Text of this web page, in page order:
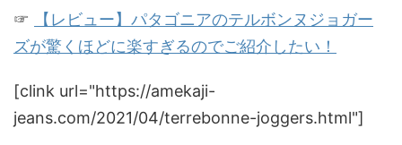
☞
【レビュー】パタゴニアのテルボンヌジョガー
ズが驚くほどに楽すぎるのでご紹介したい！
[clink url="https://amekaji-
jeans.com/2021/04/terrebonne-joggers.html"]